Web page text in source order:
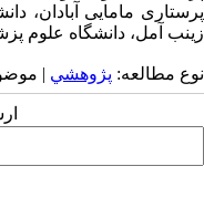
زینب آمل، دانشگاه علوم
نوع مطالعه: پژوهشي |